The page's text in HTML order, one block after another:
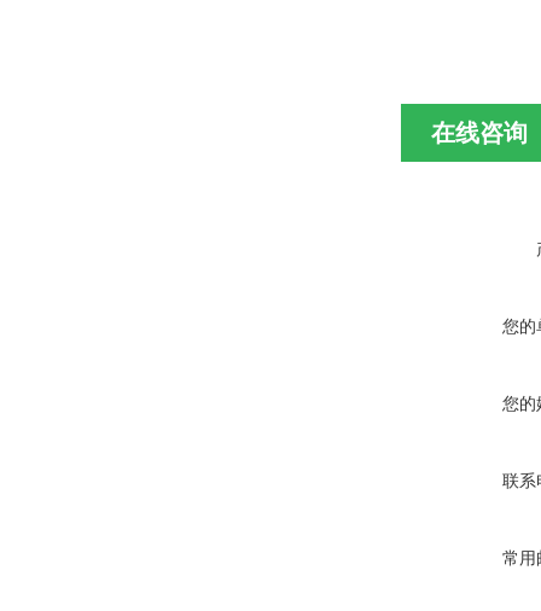
在线咨询
您的
您的
联系
常用